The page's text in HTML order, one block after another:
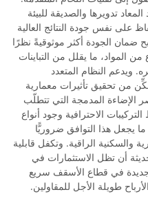
تدويرها والصديقة للبيئة
على نفس جودة النتائج العالية
ضمان الجودة أكثر موثوقيةً نظرًا
المواد، ما يقلل من التباينات
ويدعم النظام المتعدد
من تحقيق تأثيرات معمارية
الإضاءة المدمجة التي تتطلّب
الاحترافية وجود أنواع
يجعل هذا التوافق ضروريًّا
والسكنية الراقية. وتكفل قابلية
أن تظل الاستثمارات في
جديدة في قطاع الأسقف سريع
طويلة الأجل للمقاولين.